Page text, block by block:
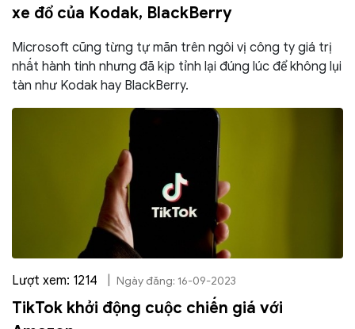
xe đổ của Kodak, BlackBerry
Microsoft cũng từng tự mãn trên ngôi vị công ty giá trị
nhất hành tinh nhưng đã kịp tỉnh lại đúng lúc để không lụi
tàn như Kodak hay BlackBerry.
Lượt xem: 1214 Ngày đăng: 16-09-2023
TikTok khởi động cuộc chiến giá với